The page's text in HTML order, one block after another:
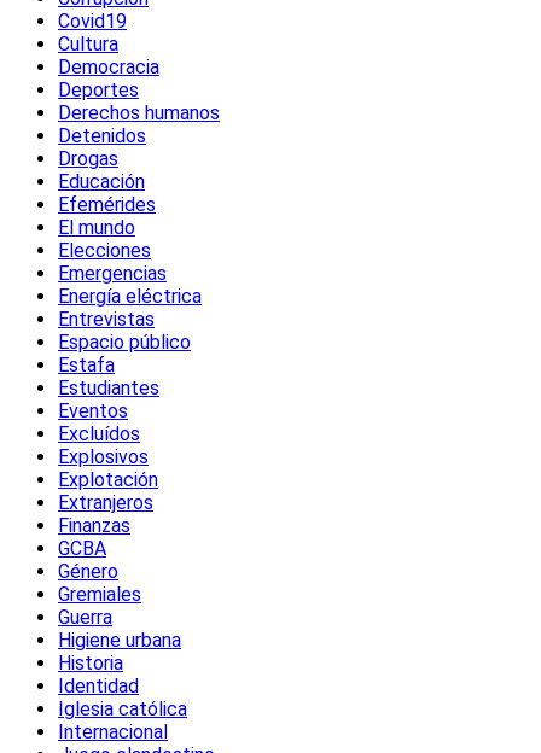
Covid19
Cultura
Democracia
Deportes
Derechos humanos
Detenidos
Drogas
Educación
Efemérides
El mundo
Elecciones
Emergencias
Energía eléctrica
Entrevistas
Espacio público
Estafa
Estudiantes
Eventos
Excluídos
Explosivos
Explotación
Extranjeros
Finanzas
GCBA
Género
Gremiales
Guerra
Higiene urbana
Historia
Identidad
Iglesia católica
Internacional